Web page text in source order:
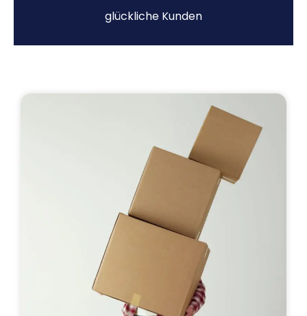
glückliche Kunden